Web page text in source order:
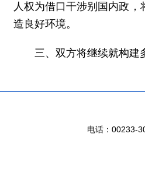
人权为借口干涉别国内政
造良好环境。
三、双方将继续就构建
电话：00233-